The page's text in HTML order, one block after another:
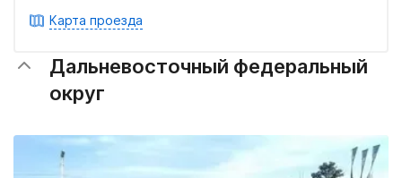
Карта проезда
Дальневосточный федеральный
округ